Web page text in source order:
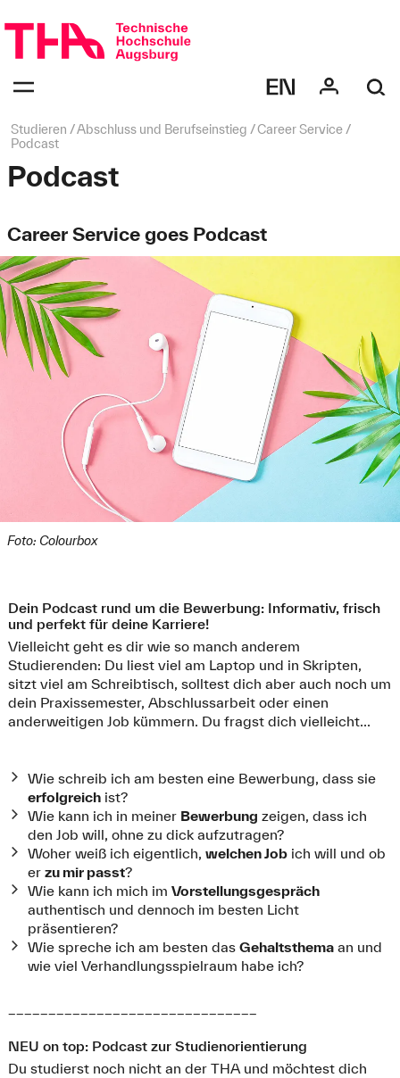
überspringen
bestätigen
des
Menüs
Seitenpfad:
Studieren Abschluss und Berufseinstieg
Career Service
Podcast
Podcast
Career Service goes Podcast
Foto: Colourbox
Dein Podcast rund um die Bewerbung: Informativ, frisch
und perfekt für deine Karriere!
Vielleicht geht es dir wie so manch anderem
Studierenden: Du liest viel am Laptop und in Skripten,
sitzt viel am Schreibtisch, solltest dich aber auch noch um
dein Praxissemester, Abschlussarbeit oder einen
anderweitigen Job kümmern. Du fragst dich vielleicht...
Wie schreib ich am besten eine Bewerbung, dass sie
erfolgreichist?
Wie kann ich in meiner Bewerbung zeigen, dass ich
den Job will, ohne zu dick aufzutragen?
Woher weiß ich eigentlich, welchen Jobich will und ob
er zu mir passt?
Wie kann ich mich im Vorstellungsgespräch
authentisch und dennoch im besten Licht
präsentieren?
Wie spreche ich am besten das Gehaltsthemaan und
wie viel Verhandlungsspielraum habe ich?
NEU on top: Podcast zur Studienorientierung
Du studierst noch nicht an der THA und möchtest dich